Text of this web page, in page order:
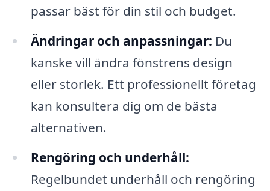
passar bäst för din stil och budget.
Ändringar och anpassningar: Du
kanske vill ändra fönstrens design
eller storlek. Ett professionellt företag
kan konsultera dig om de bästa
alternativen.
Rengöring och underhåll:
Regelbundet underhåll och rengöring